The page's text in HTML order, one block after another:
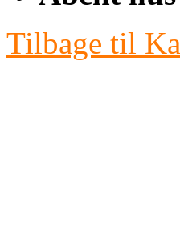
Tilbage til